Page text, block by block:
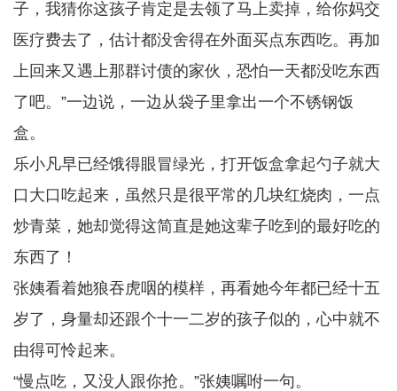
子，我猜你这孩子肯定是去领了马上卖掉，给你妈交
医疗费去了，估计都没舍得在外面买点东西吃。再加
上回来又遇上那群讨债的家伙，恐怕一天都没吃东西
了吧。”一边说，一边从袋子里拿出一个不锈钢饭
盒。
乐小凡早已经饿得眼冒绿光，打开饭盒拿起勺子就大
口大口吃起来，虽然只是很平常的几块红烧肉，一点
炒青菜，她却觉得这简直是她这辈子吃到的最好吃的
东西了！
张姨看着她狼吞虎咽的模样，再看她今年都已经十五
岁了，身量却还跟个十一二岁的孩子似的，心中就不
由得可怜起来。
“慢点吃，又没人跟你抢。”张姨嘱咐一句。